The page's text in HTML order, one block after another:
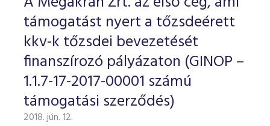
támogatást nyert a tőzsdeérett
kkv-k tőzsdei bevezetését
finanszírozó pályázaton (GINOP –
1.1.7-17-2017-00001 számú
támogatási szerződés)
2018. jún. 12.